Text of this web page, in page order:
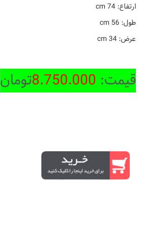
ارتفاع: 74 cm
طول: 56 cm
عرض: 34 cm
قیمت: 8.750.000تومان